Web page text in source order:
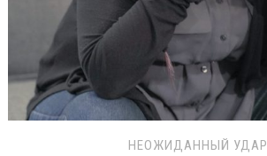
НЕОЖИДАННЫЙ УДАР